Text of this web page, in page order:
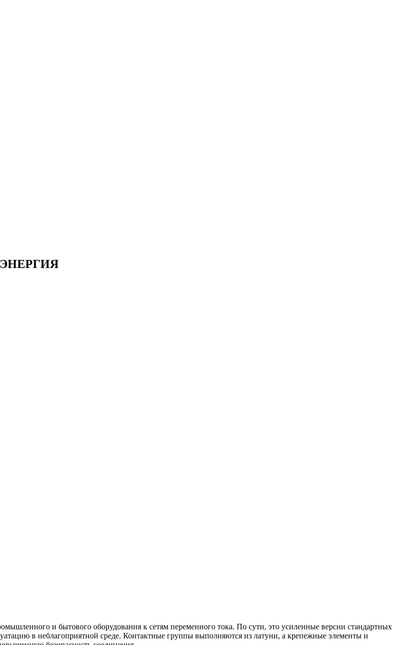
ЭНЕРГИЯ
и бытового оборудования к сетям переменного тока. По сути, это усиленные версии стандартных
в неблагоприятной среде. Контактные группы выполняются из латуни, а крепежные элементы и